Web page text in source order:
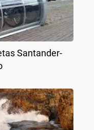
Santander-